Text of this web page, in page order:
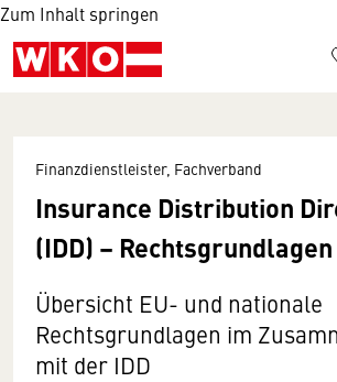
Zum Inhalt springen
Finanzdienstleister, Fachverband
Insurance Distribution
(IDD) – Rechtsgrundlagen
Übersicht EU- und nationale
Rechtsgrundlagen im
mit der IDD